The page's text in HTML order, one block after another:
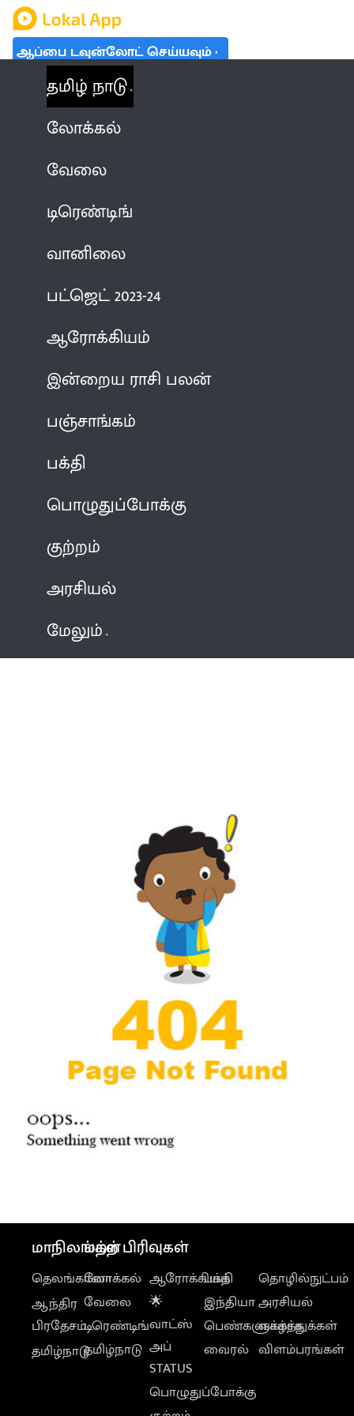
ஆப்பை டவுன்லோட் செய்யவும்
தமிழ் நாடு
லோக்கல்
வேலை
டிரெண்டிங்
வானிலை
பட்ஜெட் 2023-24
ஆரோக்கியம்
இன்றைய ராசி பலன்
பஞ்சாங்கம்
பக்தி
பொழுதுப்போக்கு
குற்றம்
அரசியல்
மேலும்
மாநிலங்கள்
தெலங்கானா
ஆந்திர
பிரதேசம்
தமிழ்நாடு
மற்ற பிரிவுகள்
லோக்கல்
வேலை
டிரெண்டிங்
தமிழ்நாடு
ஆரோக்கியம்
🌟
வாட்ஸ்
அப்
STATUS
பொழுதுப்போக்கு
பக்தி
இந்தியா
பெண்களுக்காக
வைரல்
தொழில்நுட்பம்
அரசியல்
வாழ்த்துக்கள்
விளம்பரங்கள்